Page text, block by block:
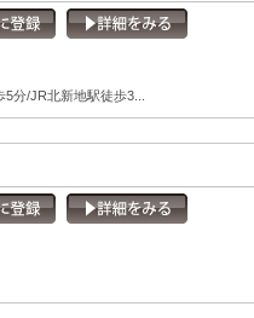
分/JR北新地駅徒歩3...